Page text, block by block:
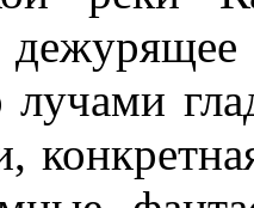
лучами